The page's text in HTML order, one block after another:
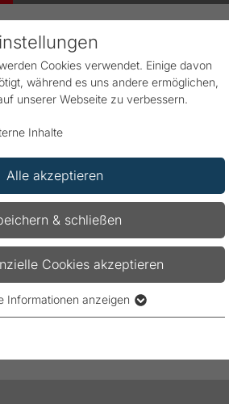
und Wohnen am Standort
und Wohnen
Standort
Cookies verwendet. Einige davon
während es uns andere ermöglichen,
unserer Webseite zu verbessern.
Inhalte
Alle akzeptieren
& schließen
Cookies akzeptieren
funktioniert.
Informationen anzeigen